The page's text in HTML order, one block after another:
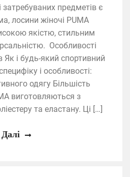
затребуваних предметів є
лосини жіночі PUMA
якістю, стильним
Особливості
Як і будь-який спортивний
і особливості:
одягу Більшість
виготовляються з
та еластану. Ці […]
Далі